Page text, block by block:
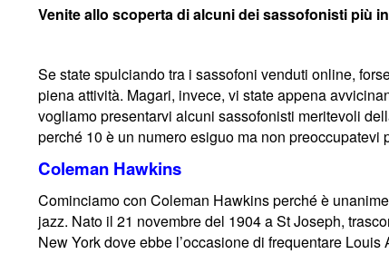
Venite allo scoperta di alcuni dei sassofonisti più
Se state spulciando tra i sassofoni venduti online,
piena attività. Magari, invece, vi state appena
vogliamo presentarvi alcuni sassofonisti meritevoli
perché 10 è un numero esiguo ma non preoccupatevi
Coleman Hawkins
Cominciamo con Coleman Hawkins perché è
jazz. Nato il 21 novembre del 1904 a St Joseph,
New York dove ebbe l’occasione di frequentare